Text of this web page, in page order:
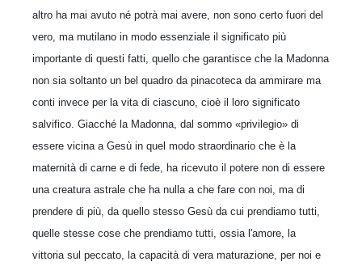
altro ha mai avuto né potrà mai avere, non sono certo fuori del
vero, ma mutilano in modo essenziale il significato più
importante di questi fatti, quello che garantisce che la Madonna
non sia soltanto un bel quadro da pinacoteca da ammirare ma
conti invece per la vita di ciascuno, cioè il loro significato
salvifico. Giacché la Madonna, dal sommo «privilegio» di
essere vicina a Gesù in quel modo straordinario che è la
maternità di carne e di fede, ha ricevuto il potere non di essere
una creatura astrale che ha nulla a che fare con noi, ma di
prendere di più, da quello stesso Gesù da cui prendiamo tutti,
quelle stesse cose che prendiamo tutti, ossia l'amore, la
vittoria sul peccato, la capacità di vera maturazione, per noi e